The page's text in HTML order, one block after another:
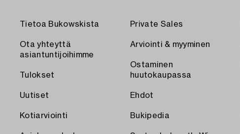
Tietoa Bukowskista
Ota yhteyttä
asiantuntijoihimme
Tulokset
Uutiset
Kotiarviointi
Private Sales
Arviointi & myyminen
Ostaminen
huutokaupassa
Ehdot
Bukipedia